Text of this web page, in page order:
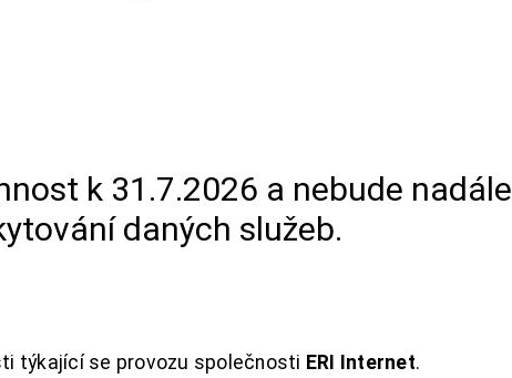
k 31.7.2026 a nebude nadále
daných služeb.
týkající se provozu společnosti ERI Internet.